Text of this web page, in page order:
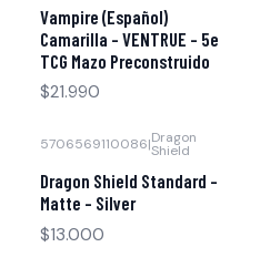
Vampire (Español)
Camarilla - VENTRUE - 5e
TCG Mazo Preconstruido
$21.990
5706569110086|Dragon
Shield
Dragon Shield Standard -
Matte - Silver
$13.000